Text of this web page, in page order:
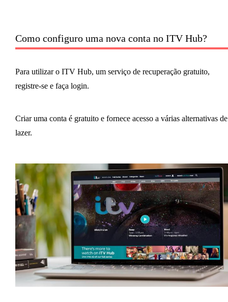
Como configuro uma nova conta no ITV Hub?
Para utilizar o ITV Hub, um serviço de recuperação gratuito,
registre-se e faça login.
Criar uma conta é gratuito e fornece acesso a várias alternativas de
lazer.